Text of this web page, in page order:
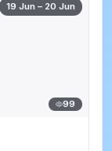
19 Jun – 20 Jun
99